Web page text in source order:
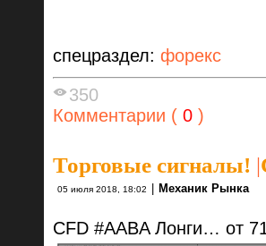
спецраздел: форекс
350
Комментарии ( 0 )
Торговые сигналы! |
05 июля 2018, 18:02 Механик Рынка
CFD #AABA Лонги… от